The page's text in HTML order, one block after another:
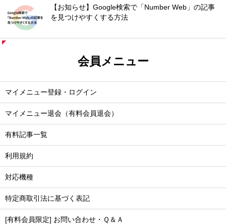
【お知らせ】Google検索で「Number Web」の記事
を見つけやすくする方法
会員メニュー
マイメニュー登録・ログイン
マイメニュー退会（有料会員退会）
有料記事一覧
利用規約
対応機種
特定商取引法に基づく表記
[有料会員限定] お問い合わせ・Ｑ＆Ａ